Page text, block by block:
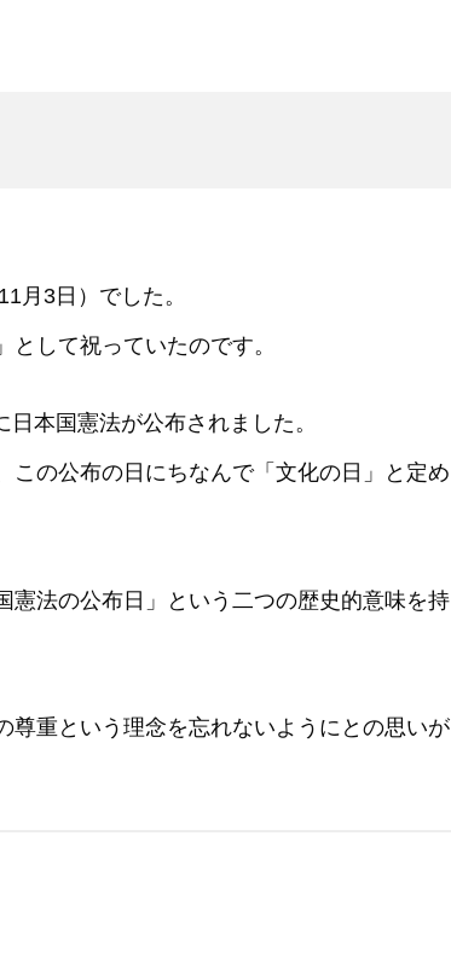
月3日）でした。
して祝っていたのです。
本国憲法が公布されました。
の公布の日にちなんで「文化の日」と定め
法の公布日」という二つの歴史的意味を持
重という理念を忘れないようにとの思いが